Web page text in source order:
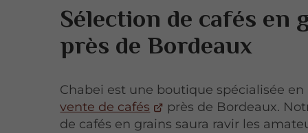
Sélection de cafés en
près de Bordeaux
Chabei est une boutique spécialisée en
vente de cafés
près de Bordeaux.
de cafés en grains saura ravir les